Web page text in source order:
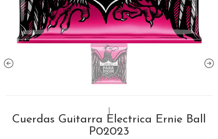
Cuerdas Guitarra Electrica Ernie Ball
P02023